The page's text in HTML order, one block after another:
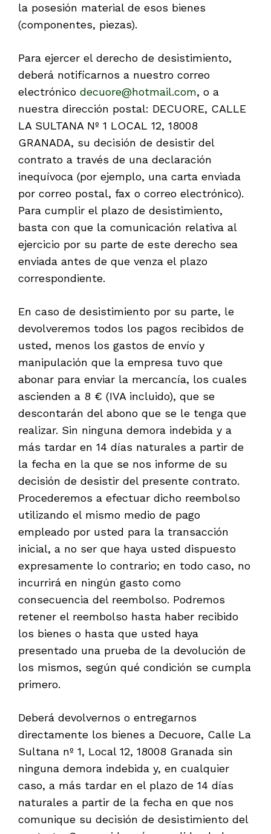
la posesión material de esos bienes
(componentes, piezas).
Para ejercer el derecho de desistimiento,
deberá notificarnos a nuestro correo
electrónico decuore@hotmail.com, o a
nuestra dirección postal: DECUORE, CALLE
LA SULTANA Nº 1 LOCAL 12, 18008
GRANADA, su decisión de desistir del
contrato a través de una declaración
inequívoca (por ejemplo, una carta enviada
por correo postal, fax o correo electrónico).
Para cumplir el plazo de desistimiento,
basta con que la comunicación relativa al
ejercicio por su parte de este derecho sea
enviada antes de que venza el plazo
correspondiente.
En caso de desistimiento por su parte, le
devolveremos todos los pagos recibidos de
usted, menos los gastos de envío y
manipulación que la empresa tuvo que
abonar para enviar la mercancía, los cuales
ascienden a 8 € (IVA incluido), que se
descontarán del abono que se le tenga que
realizar. Sin ninguna demora indebida y a
más tardar en 14 días naturales a partir de
la fecha en la que se nos informe de su
decisión de desistir del presente contrato.
Procederemos a efectuar dicho reembolso
utilizando el mismo medio de pago
empleado por usted para la transacción
inicial, a no ser que haya usted dispuesto
expresamente lo contrario; en todo caso, no
incurrirá en ningún gasto como
consecuencia del reembolso. Podremos
retener el reembolso hasta haber recibido
los bienes o hasta que usted haya
presentado una prueba de la devolución de
los mismos, según qué condición se cumpla
primero.
Deberá devolvernos o entregarnos
directamente los bienes a Decuore, Calle La
Sultana nº 1, Local 12, 18008 Granada sin
ninguna demora indebida y, en cualquier
caso, a más tardar en el plazo de 14 días
naturales a partir de la fecha en que nos
comunique su decisión de desistimiento del